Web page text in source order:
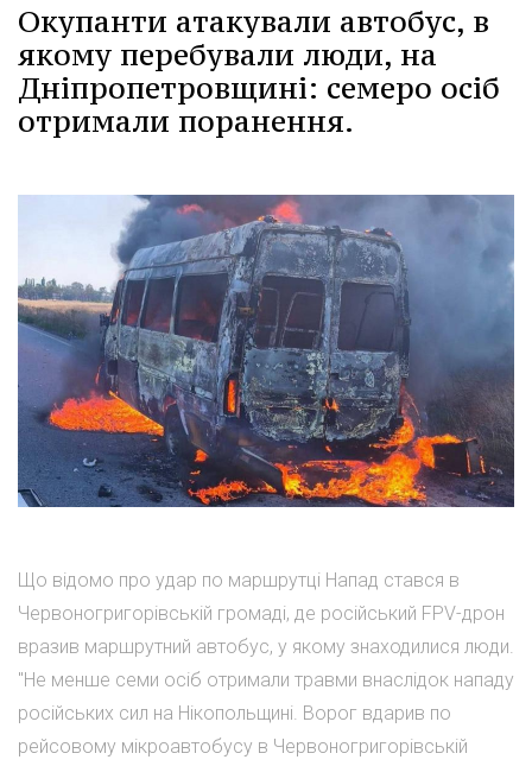
Окупанти атакували автобус, в
якому перебували люди, на
Дніпропетровщині: семеро осіб
отримали поранення.
Що відомо про удар по маршрутці Напад стався в
Червоногригорівській громаді, де російський FPV-дрон
вразив маршрутний автобус, у якому знаходилися люди.
"Не менше семи осіб отримали травми внаслідок нападу
російських сил на Нікопольщині. Ворог вдарив по
рейсовому мікроавтобусу в Червоногригорівській